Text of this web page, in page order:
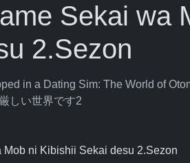
Sekai wa
2.Sezon
in a Dating Sim: The World of
しい世界です2
Mob ni Kibishii Sekai desu 2.Sezon